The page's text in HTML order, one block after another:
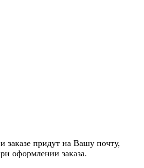
заказе придут на Вашу почту,
оформлении заказа.